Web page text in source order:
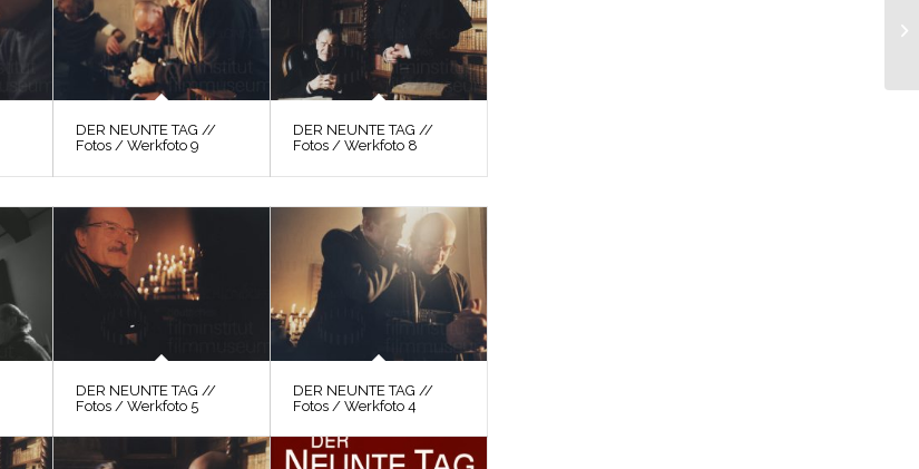
DER NEUNTE TAG //
Fotos / Werkfoto 9
DER NEUNTE TAG //
Fotos / Werkfoto 8
DER NEUNTE TAG //
Fotos / Werkfoto 5
DER NEUNTE TAG //
Fotos / Werkfoto 4